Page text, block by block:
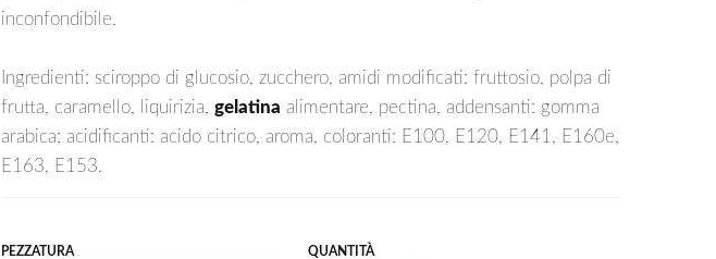
inconfondibile.
Ingredienti: sciroppo di glucosio, zucchero, amidi modificati: fruttosio, polpa di
frutta, caramello, liquirizia, gelatina alimentare, pectina, addensanti: gomma
arabica; acidificanti: acido citrico, aroma, coloranti: E100, E120, E141, E160e,
E163, E153.
PEZZATURA QUANTITÀ